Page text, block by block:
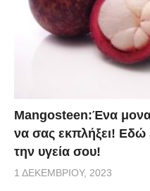
Mangosteen:Ένα
να σας εκπλήξει! Εδώ
την υγεία σου!
1 ΔΕΚΕΜΒΡΊΟΥ, 2023